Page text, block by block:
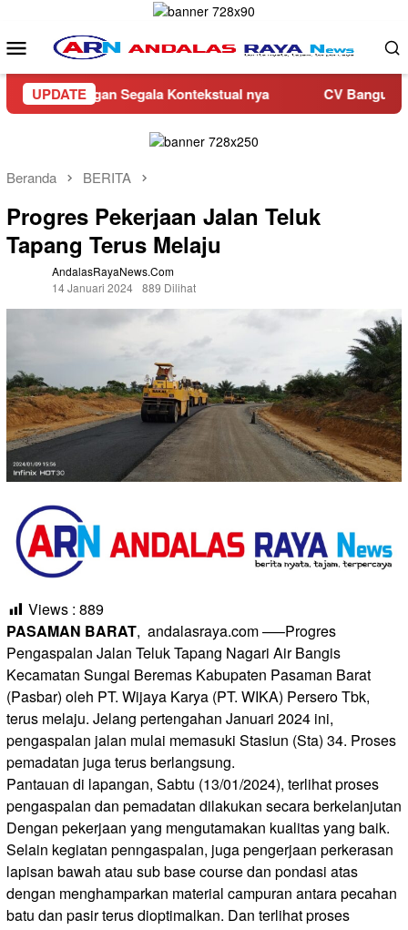
konten
Menu
Mobile
UPDATE
Segala Kontekstual nya CV Bangunan Rahmat
Beranda BERITA
Progres Pekerjaan Jalan Teluk
Tapang Terus Melaju
AndalasRayaNews.com
14 Januari 2024 889 Dilihat
Views : 889
PASAMAN BARAT, andalasraya.com —–Progres
Pengaspalan Jalan Teluk Tapang Nagari Air Bangis
Kecamatan Sungai Beremas Kabupaten Pasaman Barat
(Pasbar) oleh PT. Wijaya Karya (PT. WIKA) Persero Tbk,
terus melaju. Jelang pertengahan Januari 2024 ini,
pengaspalan jalan mulai memasuki Stasiun (Sta) 34. Proses
pemadatan juga terus berlangsung.
Pantauan di lapangan, Sabtu (13/01/2024), terlihat proses
pengaspalan dan pemadatan dilakukan secara berkelanjutan
Dengan pekerjaan yang mengutamakan kualitas yang baik.
Selain kegiatan penngaspalan, juga pengerjaan perkerasan
lapisan bawah atau sub base course dan pondasi atas
dengan menghamparkan material campuran antara pecahan
batu dan pasir terus dioptimalkan. Dan terlihat proses